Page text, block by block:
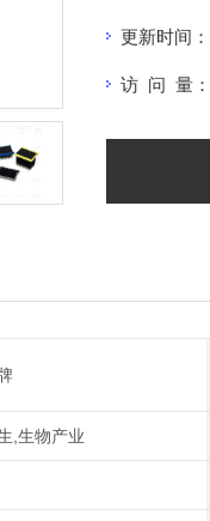
更新时间：
访 问 量：
,生物产业